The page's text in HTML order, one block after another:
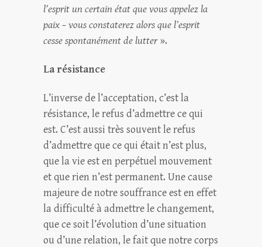
l’esprit un certain état que vous appelez la
paix – vous constaterez alors que l’esprit
cesse spontanément de lutter».
La résistance
L’inverse de l’acceptation, c’est la
résistance, le refus d’admettre ce qui
est. C’est aussi très souvent le refus
d’admettre que ce qui était n’est plus,
que la vie est en perpétuel mouvement
et que rien n’est permanent. Une cause
majeure de notre souffrance est en effet
la difficulté à admettre le changement,
que ce soit l’évolution d’une situation
ou d’une relation, le fait que notre corps